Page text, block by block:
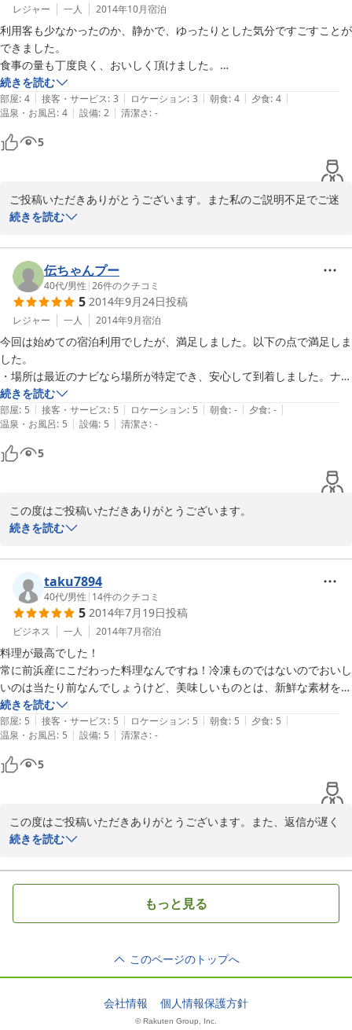
レジャー 一人 2014年10月宿泊
利用客も少なかったのか、静かで、ゆったりとした気分ですごすことが
できました。
食事の量も丁度良く、おいしく頂けました。
ただ、プラン名は「花咲ガニor毛ガニ １人１杯付」でしたが、カニが
ありませんでした。何か説明、コメントがあっても良かったのではない
でしょうかと思いました。
続きを読む
部屋: 4 | 接客・サービス: 3 | ロケーション: 3 | 朝食: 4 | 夕食: 4 |
温泉・お風呂: 4 | 設備: 2 | 清潔さ: -
5
ご投稿いただきありがとうございます。また私のご説明不足でご迷
惑をおかけし申し訳ございませんでした。
来シーズンは花咲カニを楽しみに根室へお越しになる皆様のご期待
に添えるよう、より一層努力してまいります。
この度は本当に申し訳ございませんでした。
またのご利用を心よりお待ち申し上げます。
2014-12-02
続きを読む
伝ちゃんプー
40代/男性 |26件のクチコミ
5 2014年9月24日投稿
レジャー 一人 2014年9月宿泊
今回は始めての宿泊利用でしたが、満足しました。以下の点で満足しま
した。
・場所は最近のナビなら場所が特定でき、安心して到着しました。ナビ
があれば北海道の道路事情である暗い、無人、無車、無店(道を人に聞
ける状況がない)でも安心です。特に北海道では夜間の移動はある程度
の準備と覚悟が必要と思います。
・宿泊施設の女将笑顔で出迎えてくださり満足しました。
・部屋はきれいに隅々まで清掃がされており、和室なのでたたみの上で
ごろ寝しくつろぐことができました。また、布団もふかふかで暖かく秋
続きを読む
部屋: 5 | 接客・サービス: 5 | ロケーション: 5 | 朝食: - | 夕食: - |
温泉・お風呂: 5 | 設備: 5 | 清潔さ: -
5
この度はご投稿いただきありがとうございます。
お褒めの言葉を頂戴し大変うれしく思います。場所柄、根室の中心
街より若干離れておりますが、ご心配な点があればお電話でお問い
合わせください。
花咲ガニ、時しらず、サンマなど時期によって旬の食材は変わって
きますので、また別の時期にも是非根室へお越しください。
心よりお待ちしております。
2014-09-29
続きを読む
taku7894
40代/男性 | 14件のクチコミ
5 2014年7月19日投稿
ビジネス 一人 2014年7月宿泊
料理が最高でした！
常に前浜産にこだわった料理なんですね！冷凍ものではないのでおいし
いのは当たり前なんでしょうけど、美味しいものとは、新鮮な素材を素
材に合った調理法で食べるという事なのかな？同じ物でもおいしさの違
いにびっくり致しました！
次回も出張の時にはよろしくお願いいたします。
今回は感動いたしました！！おかあさん、美味しい料理ありがとう。
続きを読む
部屋: 5 | 接客・サービス: 5 | ロケーション: 5 | 朝食: 5 | 夕食: 5 |
温泉・お風呂: 5 | 設備: 5 | 清潔さ: -
5
この度はご投稿いただきありがとうございます。また、返信が遅く
なり申し訳ありません。
お食事を大変気に入ってくださったとのお言葉を頂戴し大変うれし
く思います。当民宿では素材の味を生かしたお食事で、その時期の
旬のものを提供できるよう心がけております。
心よりお待ちしております。
2014-09-29
続きを読む
もっと見る
このページのトップへ
会社情報 個人情報保護方針
© Rakuten Group, Inc.